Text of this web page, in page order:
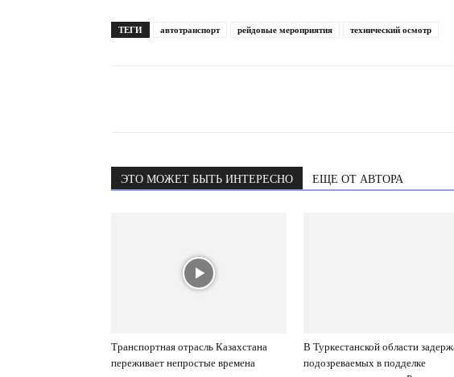
ТЕГИ автотранспорт рейдовые мероприятия технический осмотр
ЭТО МОЖЕТ БЫТЬ ИНТЕРЕСНО ЕЩЕ ОТ АВТОРА
Транспортная отрасль Казахстана
переживает непростые времена
В Туркестанской области
подозреваемых в подделке